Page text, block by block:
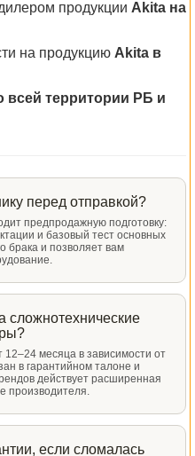
продукции Akita на
на продукцию Akita в
всей территории РБ и
перед отправкой?
предпродажную подготовку:
и базовый тест основных
брака и позволяет вам
сложнотехнические
12–24 месяца в зависимости от
в гарантийном талоне и
действует расширенная
производителя.
если сломалась